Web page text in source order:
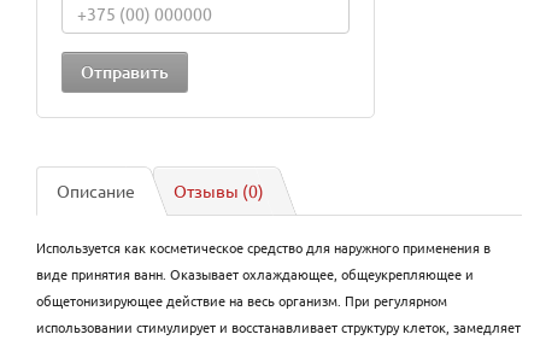
Описание Отзывы (0)
Используется как косметическое средство для наружного применения в
виде принятия ванн. Оказывает охлаждающее, общеукрепляющее и
общетонизирующее действие на весь организм. При регулярном
использовании стимулирует и восстанавливает структуру клеток, замедляет